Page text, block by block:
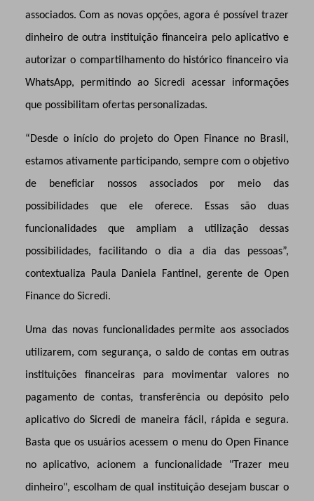
associados. Com as novas opções, agora é possível trazer
dinheiro de outra instituição financeira pelo aplicativo e
autorizar o compartilhamento do histórico financeiro via
WhatsApp, permitindo ao Sicredi acessar informações
que possibilitam ofertas personalizadas.
“Desde o início do projeto do Open Finance no Brasil,
estamos ativamente participando, sempre com o objetivo
de beneficiar nossos associados por meio das
possibilidades que ele oferece. Essas são duas
funcionalidades que ampliam a utilização dessas
possibilidades, facilitando o dia a dia das pessoas”,
contextualiza Paula Daniela Fantinel, gerente de Open
Finance do Sicredi.
Uma das novas funcionalidades permite aos associados
utilizarem, com segurança, o saldo de contas em outras
instituições financeiras para movimentar valores no
pagamento de contas, transferência ou depósito pelo
aplicativo do Sicredi de maneira fácil, rápida e segura.
Basta que os usuários acessem o menu do Open Finance
no aplicativo, acionem a funcionalidade "Trazer meu
dinheiro", escolham de qual instituição desejam buscar o